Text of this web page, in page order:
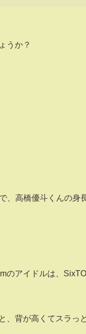
うか？
、高橋優斗くんの身
のアイドルは、
、背が高くてスラっ